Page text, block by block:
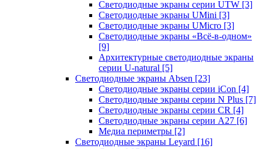
Светодиодные экраны серии UTW [3]
Светодиодные экраны UMini [3]
Светодиодные экраны UMicro [3]
Светодиодные экраны «Всё-в-одном»
[9]
Архитектурные светодиодные экраны
серии U-natural [5]
Светодиодные экраны Absen [23]
Светодиодные экраны серии iCon [4]
Светодиодные экраны серии N Plus [7]
Светодиодные экраны серии CR [4]
Светодиодные экраны серии А27 [6]
Медиа периметры [2]
Светодиодные экраны Leyard [16]